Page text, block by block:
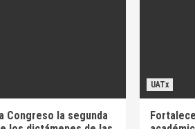
Congreso la segunda
UATx